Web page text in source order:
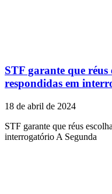
STF garante que réus
respondidas em
18 de abril de 2024
STF garante que réus
interrogatório A Segunda